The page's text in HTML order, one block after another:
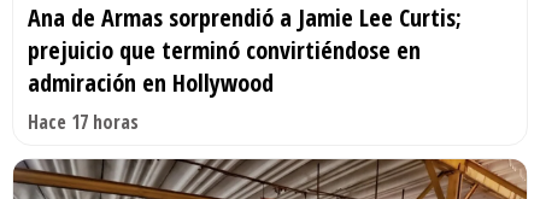
Ana de Armas sorprendió a Jamie Lee Curtis;
prejuicio que terminó convirtiéndose en
admiración en Hollywood
Hace 17 horas